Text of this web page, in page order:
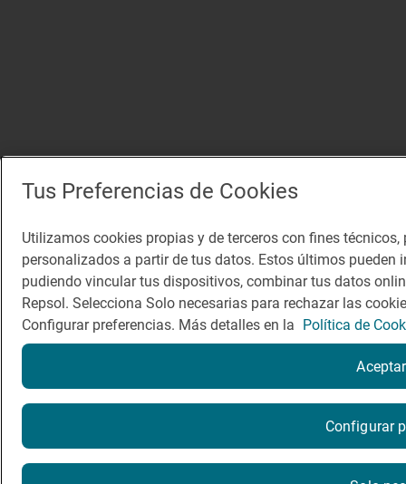
Por favor, contacta directamente con el restaurante.
Tus Preferencias de Cookies
Utilizamos cookies propias y de terceros con fines
personalizados a partir de tus datos. Estos últimos
pudiendo vincular tus dispositivos, combinar tus datos
Repsol. Selecciona Solo necesarias para rechazar las
Configurar preferencias. Más detalles en la Política de
Configurar